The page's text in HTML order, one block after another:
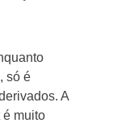
só é
A
é muito